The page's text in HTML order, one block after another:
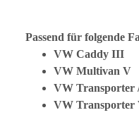
Passend für folgende
VW Caddy III
VW Multivan V
VW Transporter
VW Transporter